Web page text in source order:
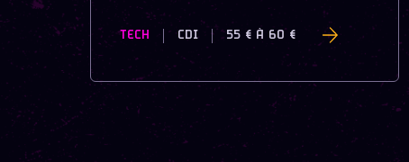
TECH CDI 55 € À 60 €